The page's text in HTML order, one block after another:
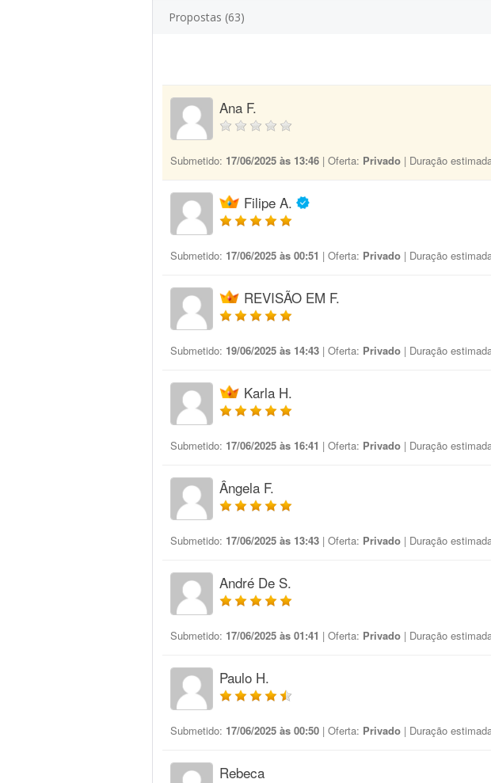
Propostas (63)
Ana F.
Submetido: 17/06/2025 às 13:46 | Oferta: Privado | Duração
Filipe A.
Submetido: 17/06/2025 às 00:51 | Oferta: Privado | Duração
REVISÃO EM F.
Submetido: 19/06/2025 às 14:43 | Oferta: Privado | Duração
Karla H.
Submetido: 17/06/2025 às 16:41 | Oferta: Privado | Duração
Ângela F.
Submetido: 17/06/2025 às 13:43 | Oferta: Privado | Duração
André De S.
Submetido: 17/06/2025 às 01:41 | Oferta: Privado | Duração
Paulo H.
Submetido: 17/06/2025 às 00:50 | Oferta: Privado | Duração
Rebeca